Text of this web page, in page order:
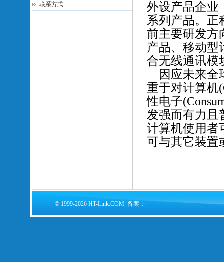
联系方式
外设产品企业
系列产品。正
前主要研发方
产品、移动型
合无线通讯模
因应未来全
重于对计算机
性电子
发强而有力且
计算机使用者
可与其它装置
© 1999-2026 HT-Link.COM 备案：